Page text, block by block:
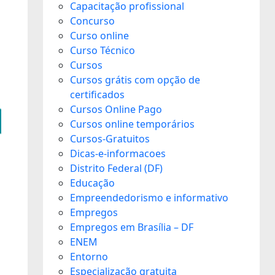
Capacitação profissional
Concurso
Curso online
Curso Técnico
Cursos
Cursos grátis com opção de
certificados
Cursos Online Pago
Cursos online temporários
Cursos-Gratuitos
Dicas-e-informacoes
Distrito Federal (DF)
Educação
Empreendedorismo e informativo
Empregos
Empregos em Brasília – DF
ENEM
Entorno
Especialização gratuita